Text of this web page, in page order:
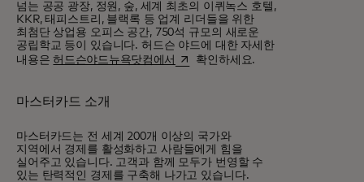
넘는 공공 광장, 정원, 숲, 세계 최초의 이퀴녹스 호텔,
KKR, 태피스트리, 블랙록 등 업계 리더들을 위한
최첨단 상업용 오피스 공간, 750석 규모의 새로운
공립학교 등이 있습니다. 허드슨 야드에 대한 자세한
내용은허드슨야드뉴욕닷컴에서 새 탭에서 열림
확인하세요.
마스터카드 소개
마스터카드는 전 세계 200개 이상의 국가와
지역에서 경제를 활성화하고 사람들에게 힘을
실어주고 있습니다. 고객과 함께 모두가 번영할 수
있는 탄력적인 경제를 구축해 나가고 있습니다.